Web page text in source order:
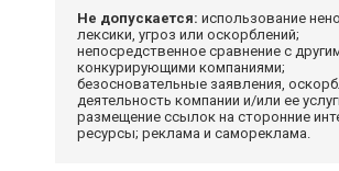
Не допускается: использование
лексики, угроз или оскорблений;
непосредственное сравнение с
конкурирующими компаниями;
безосновательные заявления,
деятельность компании и/или ее
размещение ссылок на сторонние
ресурсы; реклама и самореклама.